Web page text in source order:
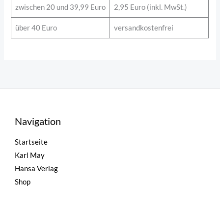
zwischen 20 und 39,99 Euro 2,95 Euro (inkl. MwSt.)
über 40 Euro versandkostenfrei
Navigation
Startseite
Karl May
Hansa Verlag
Shop